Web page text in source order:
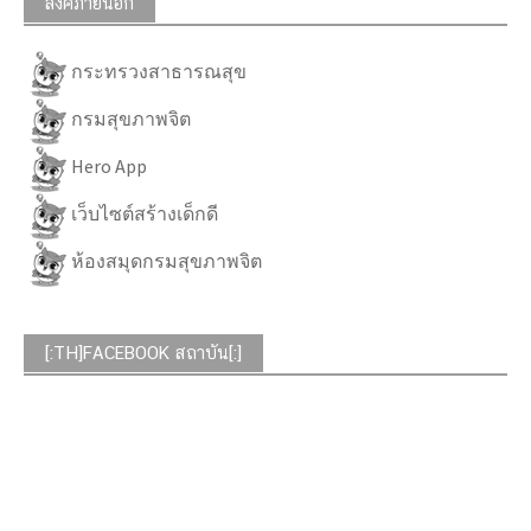
กระทรวงสาธารณสุข
กรมสุขภาพจิต
Hero App
เว็บไซต์สร้างเด็กดี
ห้องสมุดกรมสุขภาพจิต
[:TH]FACEBOOK สถาบัน[:]